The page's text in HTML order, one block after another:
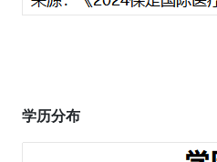
学历分布